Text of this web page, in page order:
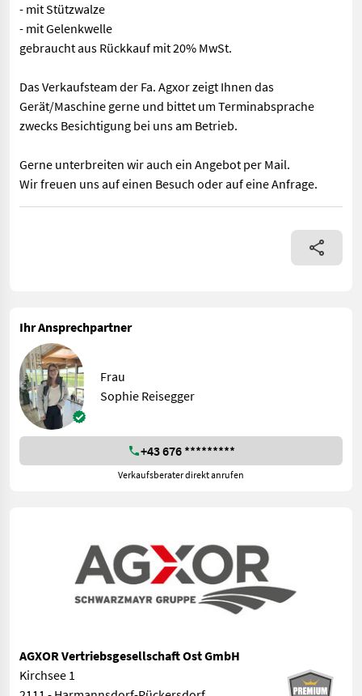
- mit Stützwalze
- mit Gelenkwelle
gebraucht aus Rückkauf mit 20% MwSt.
Das Verkaufsteam der Fa. Agxor zeigt Ihnen das
Gerät/Maschine gerne und bittet um Terminabsprache
zwecks Besichtigung bei uns am Betrieb.
Gerne unterbreiten wir auch ein Angebot per Mail.
Wir freuen uns auf einen Besuch oder auf eine Anfrage.
EDV: 71849 Schlägelmulcher - mit Front und Heckanbau - mit
Ihr Ansprechpartner
Frau
Sophie Reisegger
+43 676 *********
Verkaufsberater direkt anrufen
AGXOR Vertriebsgesellschaft Ost GmbH
Kirchsee 1